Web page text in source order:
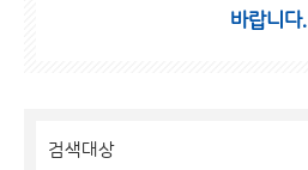
바랍니다.